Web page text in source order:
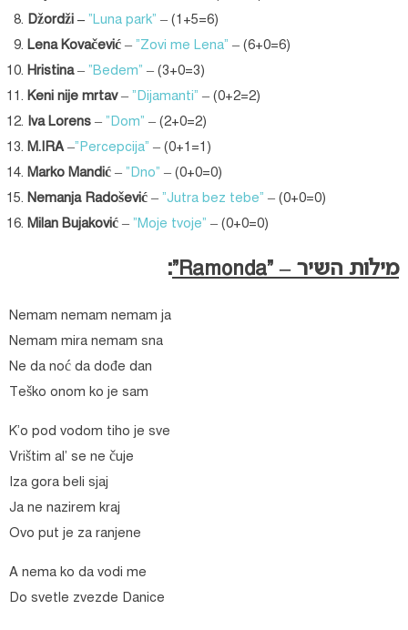
Džordži – “Luna park” – (1+5=6)
Lena Kovačević – “Zovi me Lena” – (6+0=6)
Hristina– “Bedem” – (3+0=3)
Keni nije mrtav– “Dijamanti” – (0+2=2)
Iva Lorens – “Dom” – (2+0=2)
M.IRA–“Percepcija” – (0+1=1)
Marko Mandić – “Dno” – (0+0=0)
Nemanja Radošević – “Jutra bez tebe” – (0+0=0)
Milan Bujaković – “Moje tvoje” – (0+0=0)
מילות השיר – “Ramonda” :
Nemam nemam nemam ja
Nemam mira nemam sna
Ne da noć da dođe dan
Teško onom ko je sam
K’o pod vodom tiho je sve
Vrištim al’ se ne čuje
Iza gora beli sjaj
Ja ne nazirem kraj
Ovo put je za ranjene
A nema ko da vodi me
Do svetle zvezde Danice